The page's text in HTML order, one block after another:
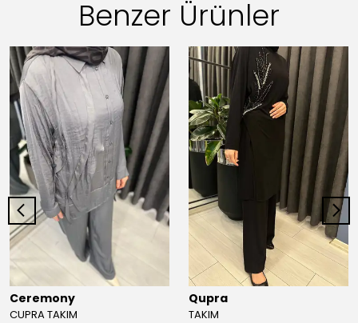
Benzer Ürünler
Ceremony
CUPRA TAKIM
Qupra
TAKIM